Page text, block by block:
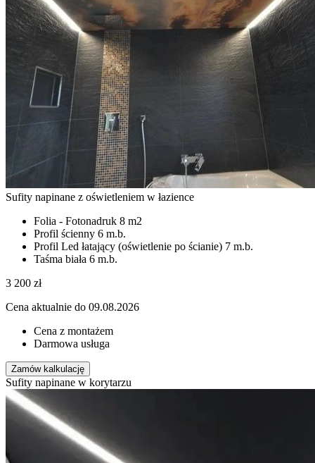
Sufity napinane z oświetleniem w łazience
Folia - Fotonadruk 8 m2
Profil ścienny 6 m.b.
Profil Led łatający (oświetlenie po ścianie) 7 m.b.
Taśma biała 6 m.b.
3 200 zł
Cena aktualnie do 09.08.2026
Cena z montażem
Darmowa usługa
Zamów kalkulację
Sufity napinane w korytarzu